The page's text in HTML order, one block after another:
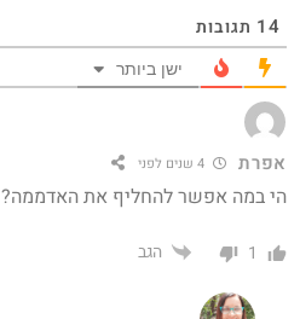
14 תגובות
ישן ביותר
אפרת
הי במה אפשר להחליף את האדממה?
1 הגב